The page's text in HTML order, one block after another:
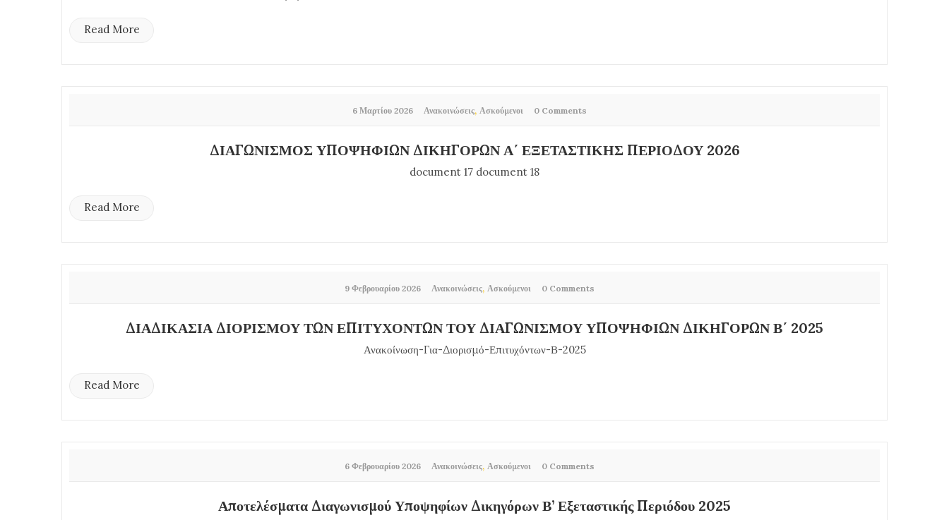
Read More
6 Μαρτίου 2026 Ανακοινώσεις, Ασκούμενοι 0 Comments
ΔΙΑΓΩΝΙΣΜΟΣ ΥΠΟΨΗΦΙΩΝ ΔΙΚΗΓΟΡΩΝ Α΄ ΕΞΕΤΑΣΤΙΚΗΣ ΠΕΡΙΟΔΟΥ 2026
document 17 document 18
Read More
9 Φεβρουαρίου 2026 Ανακοινώσεις, Ασκούμενοι 0 Comments
ΔΙΑΔΙΚΑΣΙΑ ΔΙΟΡΙΣΜΟΥ ΤΩΝ ΕΠΙΤΥΧΟΝΤΩΝ ΤΟΥ ΔΙΑΓΩΝΙΣΜΟΥ ΥΠΟΨΗΦΙΩΝ ΔΙΚΗΓΟΡΩΝ Β΄ 2025
Ανακοίνωση-Για-Διορισμό-Επιτυχόντων-Β-2025
Read More
6 Φεβρουαρίου 2026 Ανακοινώσεις, Ασκούμενοι 0 Comments
Αποτελέσματα Διαγωνισμού Υποψηφίων Δικηγόρων Β’ Εξεταστικής Περιόδου 2025